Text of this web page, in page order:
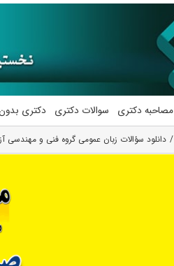
مصاحبه دکتری سوالات دکتری دکتری
دانلود سؤالات زبان عمومی گروه فنی و مهندسی